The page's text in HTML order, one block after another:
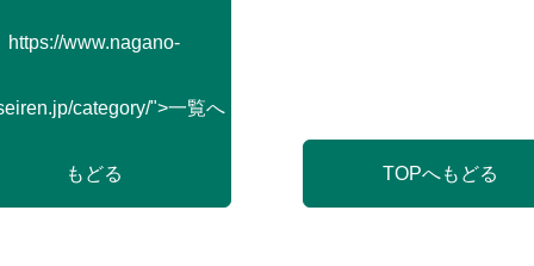
https://www.nagano-
category/">一覧へ
もどる TOPへもどる